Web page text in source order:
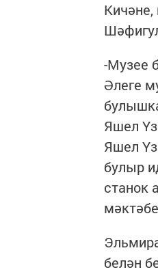
-Музее
Әлеге
Яшел
Яшел
булыр
станок
белән